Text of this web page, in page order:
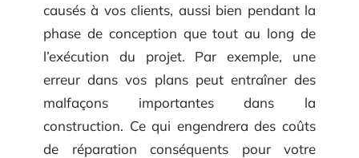
causés à vos clients, aussi bien pendant la
phase de conception que tout au long de
l’exécution du projet. Par exemple, une
erreur dans vos plans peut entraîner des
malfaçons importantes dans la
construction. Ce qui engendrera des coûts
de réparation conséquents pour votre